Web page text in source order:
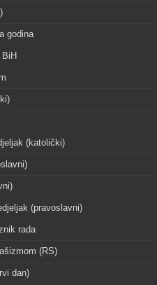
godina
(katolički)
(pravoslavni)
rada
(RS)
dan)